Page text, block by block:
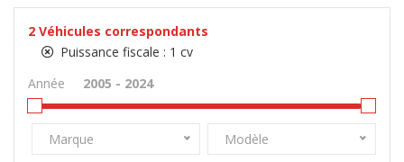
2 Véhicules correspondants
Puissance fiscale : 1 cv
Année
Marque Modèle